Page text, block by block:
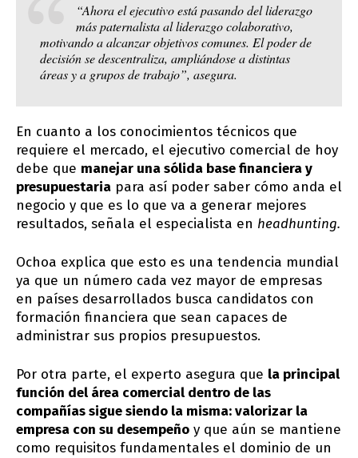
“Ahora el ejecutivo está pasando del liderazgo
más paternalista al liderazgo colaborativo,
motivando a alcanzar objetivos comunes. El poder de
decisión se descentraliza, ampliándose a distintas
áreas y a grupos de trabajo”, asegura.
En cuanto a los conocimientos técnicos que
requiere el mercado, el ejecutivo comercial de hoy
debe que manejar una sólida base financiera y
presupuestaria para así poder saber cómo anda el
negocio y que es lo que va a generar mejores
resultados, señala el especialista en headhunting.
Ochoa explica que esto es una tendencia mundial
ya que un número cada vez mayor de empresas
en países desarrollados busca candidatos con
formación financiera que sean capaces de
administrar sus propios presupuestos.
Por otra parte, el experto asegura que la principal
función del área comercial dentro de las
compañías sigue siendo la misma: valorizar la
empresa con su desempeño y que aún se mantiene
como requisitos fundamentales el dominio de un